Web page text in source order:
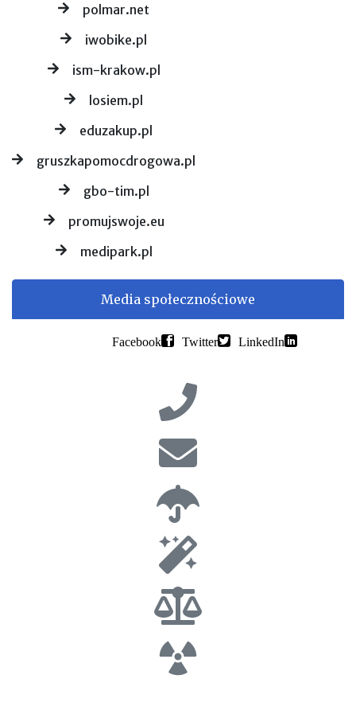
polmar.net
iwobike.pl
ism-krakow.pl
losiem.pl
eduzakup.pl
gruszkapomocdrogowa.pl
gbo-tim.pl
promujswoje.eu
medipark.pl
Media społecznościowe
Facebook Twitter LinkedIn